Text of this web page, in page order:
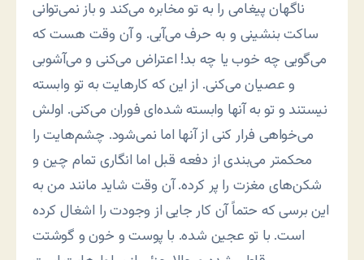
ناگهان پیغامی را به تو مخابره می‌کند و باز نمی‌توانی
ساکت بنشینی و به حرف می‌آیی. و آن وقت هست که
می‌گویی چه خوب یا چه بد! اعتراض می‌کنی و می‌آشوبی
و عصیان می‌کنی. از این که کارهایت به تو وابسته
نیستند و تو به آنها وابسته شده‌ای فوران می‌کنی. اولش
می‌خواهی فرار کنی از آنها اما نمی‌شود. چشم‌هایت را
محکمتر می‌بندی از دفعه قبل اما انگاری تمام چین و
شکن‌های مغزت را پر کرده. آن وقت شاید مانند من به
این برسی که حتماً آن کار جایی از وجودت را اشغال کرده
است. با تو عجین شده. با پوست و خون و گوشتت